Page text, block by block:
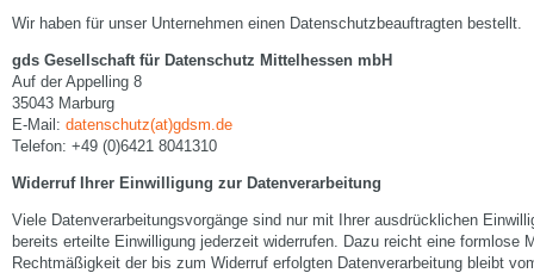
Wir haben für unser Unternehmen einen Datenschutzbeauftragten bestellt.
gds Gesellschaft für Datenschutz Mittelhessen mbH
Auf der Appelling 8
35043 Marburg
E-Mail: datenschutz(at)gdsm.de
Telefon: +49 (0)6421 8041310
Widerruf Ihrer Einwilligung zur Datenverarbeitung
Viele Datenverarbeitungsvorgänge sind nur mit Ihrer ausdrücklichen
bereits erteilte Einwilligung jederzeit widerrufen. Dazu reicht eine formlose
Rechtmäßigkeit der bis zum Widerruf erfolgten Datenverarbeitung bleibt